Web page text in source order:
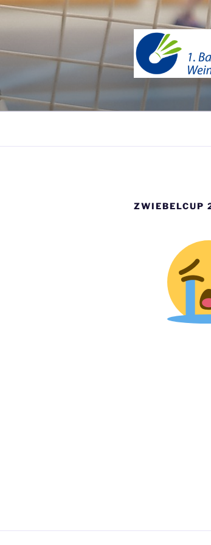
Zum
1.
ZWIEBELCUP